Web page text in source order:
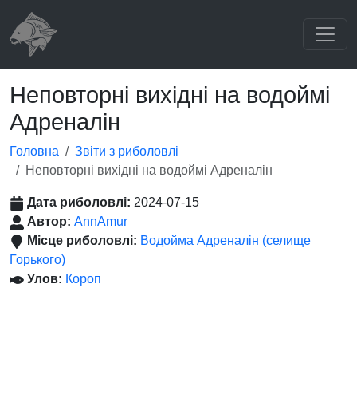
Неповторні вихідні на водоймі
Адреналін
Головна
Звіти з риболовлі
Неповторні вихідні на водоймі Адреналін
Дата риболовлі: 2024-07-15
Автор: AnnAmur
Місце риболовлі: Водойма Адреналін (селище
Горького)
Улов: Короп